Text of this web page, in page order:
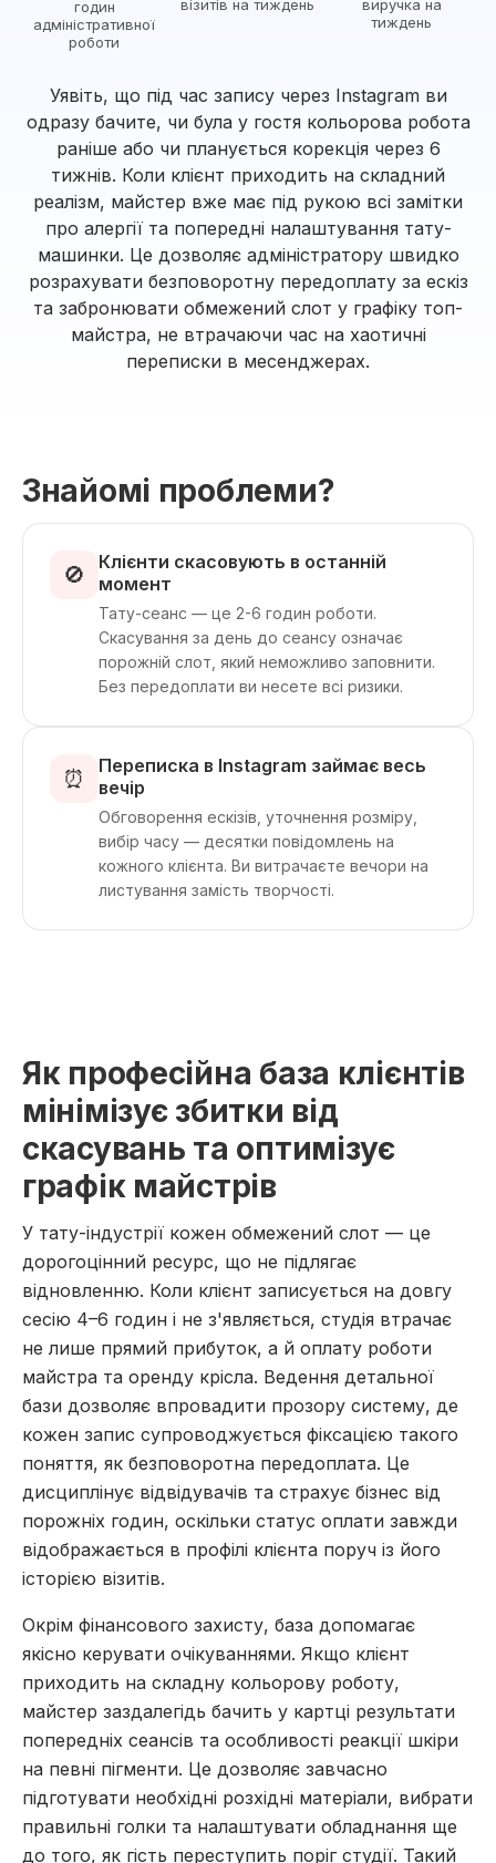
годин
адміністративної
роботи
візитів на тиждень
виручка на
тиждень
Уявіть, що під час запису через Instagram ви
одразу бачите, чи була у гостя кольорова робота
раніше або чи планується корекція через 6
тижнів. Коли клієнт приходить на складний
реалізм, майстер вже має під рукою всі замітки
про алергії та попередні налаштування тату-
машинки. Це дозволяє адміністратору швидко
розрахувати безповоротну передоплату за ескіз
та забронювати обмежений слот у графіку топ-
майстра, не втрачаючи час на хаотичні
переписки в месенджерах.
Знайомі проблеми?
🚫
Клієнти скасовують в останній
момент
Тату-сеанс — це 2-6 годин роботи.
Скасування за день до сеансу означає
порожній слот, який неможливо заповнити.
Без передоплати ви несете всі ризики.
⏰
Переписка в Instagram займає весь
вечір
Обговорення ескізів, уточнення розміру,
вибір часу — десятки повідомлень на
кожного клієнта. Ви витрачаєте вечори на
листування замість творчості.
Як професійна база клієнтів
мінімізує збитки від
скасувань та оптимізує
графік майстрів
У тату-індустрії кожен обмежений слот — це
дорогоцінний ресурс, що не підлягає
відновленню. Коли клієнт записується на довгу
сесію 4–6 годин і не з'являється, студія втрачає
не лише прямий прибуток, а й оплату роботи
майстра та оренду крісла. Ведення детальної
бази дозволяє впровадити прозору систему, де
кожен запис супроводжується фіксацією такого
поняття, як безповоротна передоплата. Це
дисциплінує відвідувачів та страхує бізнес від
порожніх годин, оскільки статус оплати завжди
відображається в профілі клієнта поруч із його
історією візитів.
Окрім фінансового захисту, база допомагає
якісно керувати очікуваннями. Якщо клієнт
приходить на складну кольорову роботу,
майстер заздалегідь бачить у картці результати
попередніх сеансів та особливості реакції шкіри
на певні пігменти. Це дозволяє завчасно
підготувати необхідні розхідні матеріали, вибрати
правильні голки та налаштувати обладнання ще
до того, як гість переступить поріг студії. Такий